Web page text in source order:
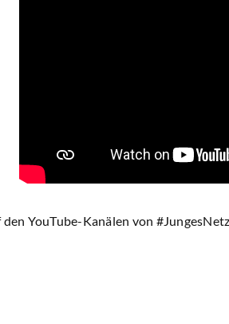
den YouTube-Kanälen von